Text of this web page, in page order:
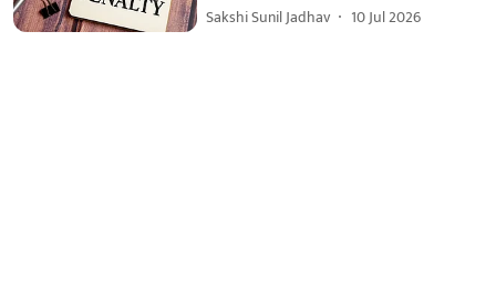
Sakshi Sunil Jadhav 10 Jul 2026